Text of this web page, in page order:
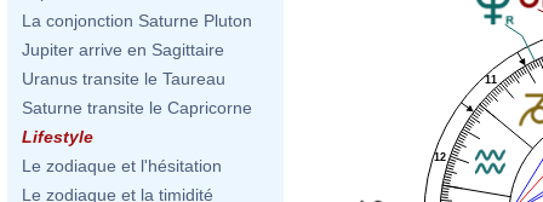
La conjonction Saturne Pluton
Jupiter arrive en Sagittaire
Uranus transite le Taureau
Saturne transite le Capricorne
Lifestyle
Le zodiaque et l'hésitation
Le zodiaque et la timidité
11
12